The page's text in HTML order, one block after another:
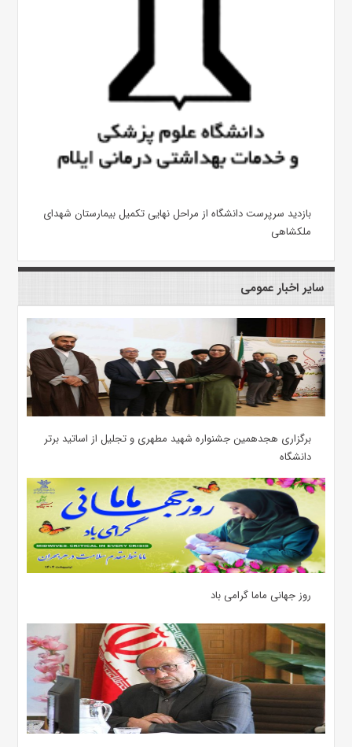
بازدید سرپرست دانشگاه از مراحل نهایی تکمیل بیمارستان شهدای
ملکشاهی
سایر اخبار عمومی
برگزاری هجدهمین جشنواره شهید مطهری و تجلیل از اساتید برتر
دانشگاه
روز جهانی ماما گرامی باد